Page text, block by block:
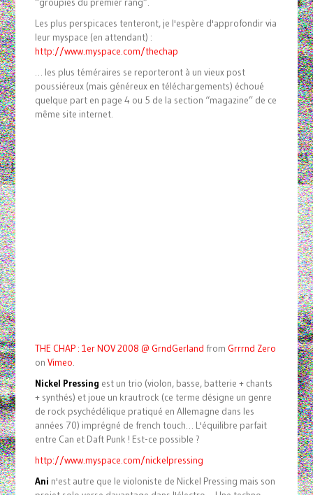
“groupies du premier rang”.
Les plus perspicaces tenteront, je l'espère d'approfondir via
leur myspace (en attendant) :
http://www.myspace.com/thechap
… les plus téméraires se reporteront à un vieux post
poussiéreux (mais généreux en téléchargements) échoué
quelque part en page 4 ou 5 de la section “magazine” de ce
même site internet.
THE CHAP : 1er NOV 2008 @ GrndGerland from Grrrnd Zero
on Vimeo.
Nickel Pressing est un trio (violon, basse, batterie + chants
+ synthés) et joue un krautrock (ce terme désigne un genre
de rock psychédélique pratiqué en Allemagne dans les
années 70) imprégné de french touch… L'équilibre parfait
entre Can et Daft Punk ! Est-ce possible ?
http://www.myspace.com/nickelpressing
Ani n'est autre que le violoniste de Nickel Pressing mais son